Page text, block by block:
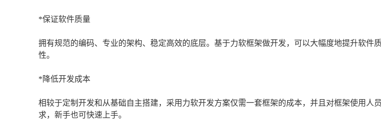
*保证软件质量
拥有规范的编码、专业的架构、稳定高效的底层。基于力软框架做开发，可以大幅度地提升软件
性。
*降低开发成本
相较于定制开发和从基础自主搭建，采用力软开发方案仅需一套框架的成本，并且对框架使用人
求，新手也可快速上手。